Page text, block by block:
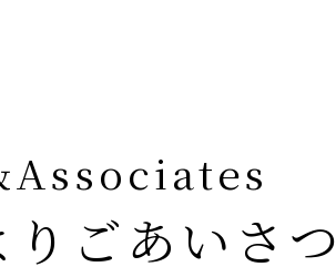
ごあいさつ